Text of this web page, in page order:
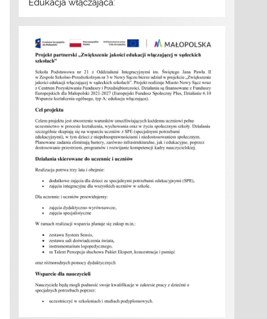
Edukacja włączająca: